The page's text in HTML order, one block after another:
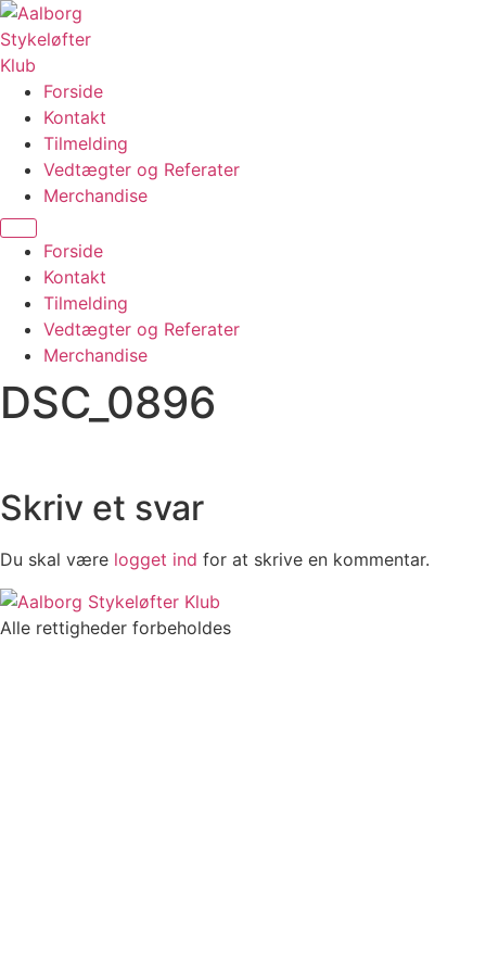
Videre
til
indhold
Forside
Kontakt
Tilmelding
Vedtægter og Referater
Merchandise
MenuForside
Kontakt
Tilmelding
Vedtægter og Referater
Merchandise
DSC_0896
Skriv et svar
Du skal være logget ind for at skrive en kommentar.
Alle rettigheder forbeholdes